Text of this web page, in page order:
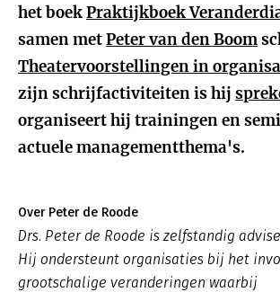
het boekPraktijkboek
samen metPeter van den Boom
Theatervoorstellingen in
zijn schrijfactiviteiten is hij
organiseert hij trainingen en
actuele managementthema's.
Over Peter de Roode
Drs. Peter de Roode is zelfstandig
Hij ondersteunt organisaties bij het
grootschalige veranderingen waarbij